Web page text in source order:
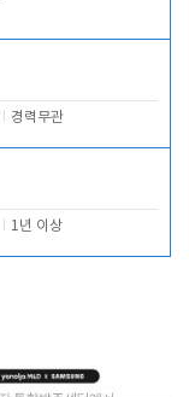
경력무관
1년 이상